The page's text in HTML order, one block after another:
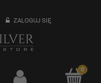
ZALOGUJ SIĘ